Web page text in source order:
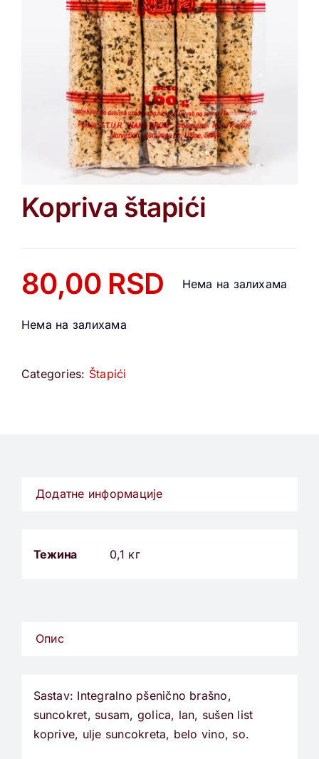
Kopriva štapići
80,00 RSD Нема на залихама
Нема на залихама
Categories: Štapići
Додатне информације
Тежина 0,1 кг
Опис
Sastav: Integralno pšenično brašno,
suncokret, susam, golica, lan, sušen list
koprive, ulje suncokreta, belo vino, so.